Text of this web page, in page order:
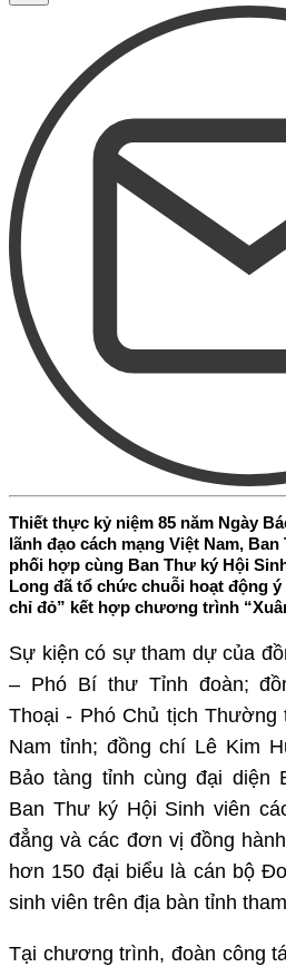
Thiết thực kỷ niệm 85 năm Ngày
lãnh đạo cách mạng Việt Nam,
phối hợp cùng Ban Thư ký Hội
Long đã tổ chức chuỗi hoạt động
chỉ đỏ” kết hợp chương trình
Sự kiện có sự tham dự của
– Phó Bí thư Tỉnh đoàn;
Thoại - Phó Chủ tịch Thường
Nam tỉnh; đồng chí Lê Kim
Bảo tàng tỉnh cùng đại diện
Ban Thư ký Hội Sinh viên
đẳng và các đơn vị đồng
hơn 150 đại biểu là cán bộ
sinh viên trên địa bàn tỉnh
Tại chương trình, đoàn công